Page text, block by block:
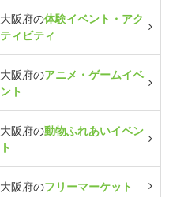
大阪府の体験イベント・アク
ティビティ
大阪府のアニメ・ゲームイベ
ント
大阪府の動物ふれあいイベン
ト
大阪府のフリーマーケット